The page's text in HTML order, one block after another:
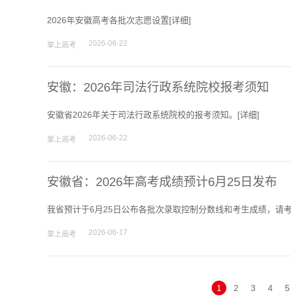
高考估分
2026年安徽高考各批次志愿设置[详细]
掌上高考 2026-06-22
安徽：2026年司法行政系统院校报考须知
安徽省2026年关于司法行政系统院校的报考须知。[详细]
掌上高考 2026-06-22
安徽省：2026年高考成绩预计6月25日发布
我省预计于6月25日公布各批次录取控制分数线和考生成绩，请
掌上高考 2026-06-17
1 2 3 4 5